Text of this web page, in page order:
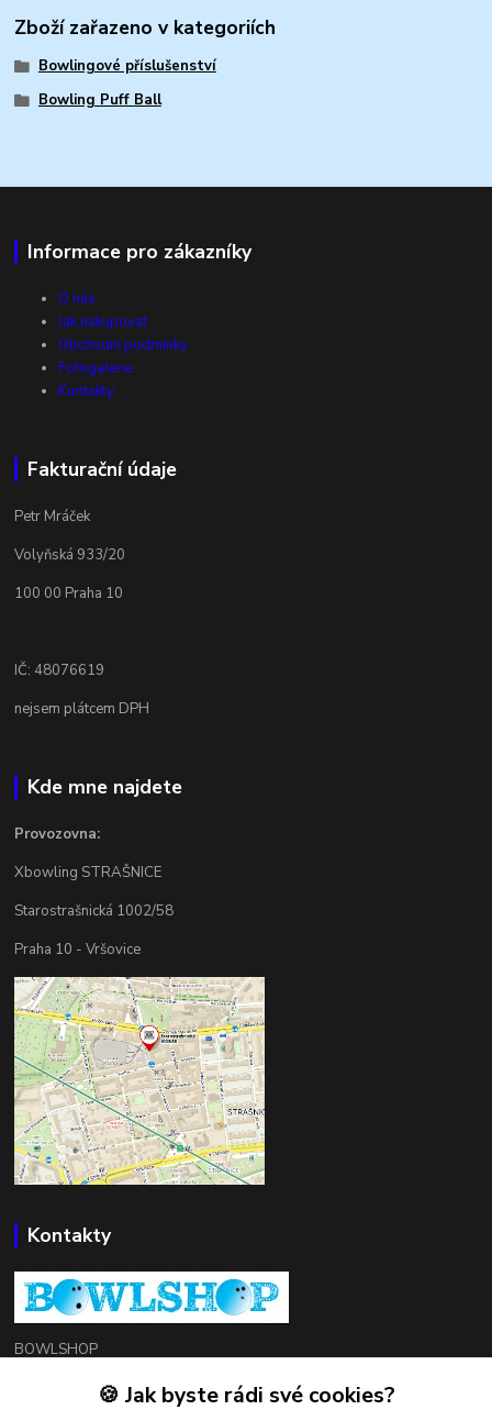
Zboží zařazeno v kategoriích
Bowlingové příslušenství
Bowling Puff Ball
Informace pro zákazníky
O nás
Jak nakupovat
Obchodní podmínky
Fotogalerie
Kontakty
Fakturační údaje
Petr Mráček
Volyňská 933/20
100 00 Praha 10
IČ: 48076619
nejsem plátcem DPH
Kde mne najdete
Provozovna:
Xbowling STRAŠNICE
Starostrašnická 1002/58
Praha 10 - Vršovice
Kontakty
BOWLSHOP
🍪 Jak byste rádi své cookies?